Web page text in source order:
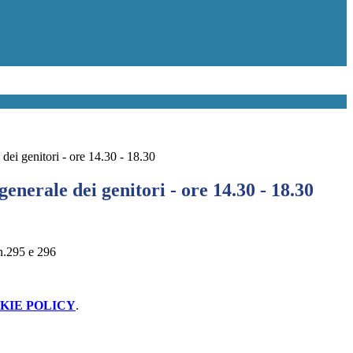
genitori - ore 14.30 - 18.30
dei genitori - ore 14.30 - 18.30
e 296
POLICY.